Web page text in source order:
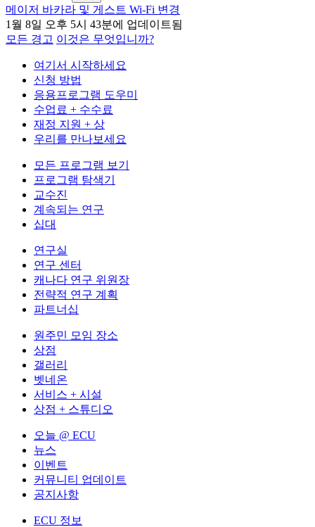
메이저 바카라 및 게스트 Wi-Fi 변경
1월 8일 오후 5시 43분에 업데이트됨
모든 경고 이것은 무엇입니까?
여기서 시작하세요
신청 방법
응용프로그램 도우미
수업료 + 수수료
재정 지원 + 상
우리를 만나보세요
모든 프로그램 보기
프로그램 탐색기
교수진
계속되는 연구
십대
연구실
연구 센터
캐나다 연구 위원장
전략적 연구 계획
파트너십
원주민 모임 장소
상점
갤러리
벳네온
서비스 + 시설
상점 + 스튜디오
오늘 @ ECU
뉴스
이벤트
커뮤니티 업데이트
공지사항
ECU 정보